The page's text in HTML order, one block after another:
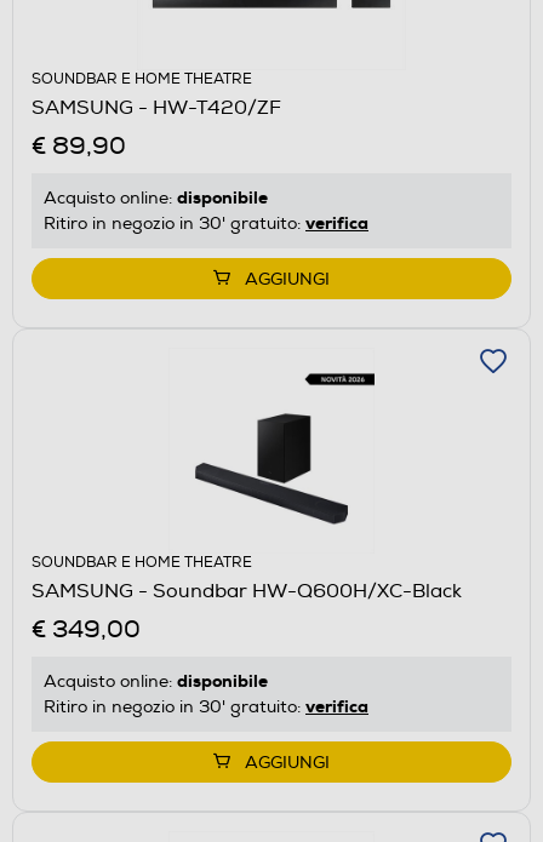
SOUNDBAR E HOME THEATRE
SAMSUNG - HW-T420/ZF
€ 89,90
Acquisto online: disponibile
Ritiro in negozio in 30' gratuito: verifica
AGGIUNGI
SOUNDBAR E HOME THEATRE
SAMSUNG - Soundbar HW-Q600H/XC-Black
€ 349,00
Acquisto online: disponibile
Ritiro in negozio in 30' gratuito: verifica
AGGIUNGI